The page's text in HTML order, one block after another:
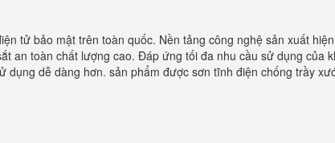
tử bảo mật trên toàn quốc. Nền tảng công nghệ sản xuất
an toàn chất lượng cao. Đáp ứng tối đa nhu cầu sử dụng của
dụng dễ dàng hơn. sản phẩm được sơn tĩnh điện chống trầy